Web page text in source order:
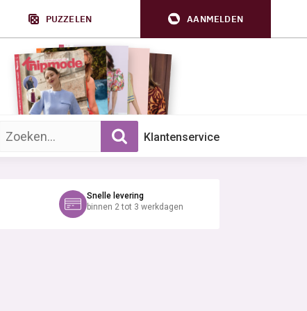
PUZZELEN AANMELDEN
Zoek op trefwoord: Klantenservice
Snelle levering
binnen 2 tot 3 werkdagen